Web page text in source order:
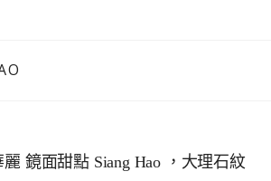
鏡面甜點 Siang Hao ，大理石紋